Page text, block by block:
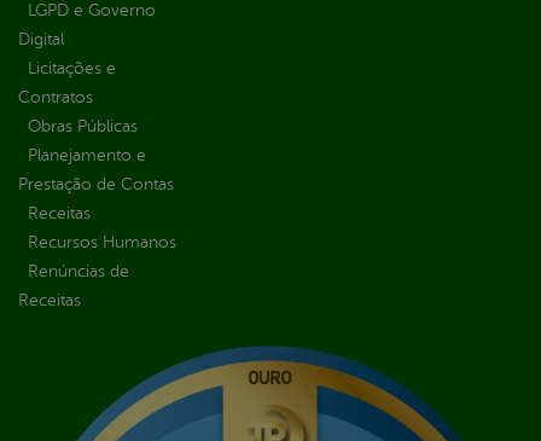
LGPD e Governo
Digital
Licitações e
Contratos
Obras Públicas
Planejamento e
Prestação de Contas
Receitas
Recursos Humanos
Renúncias de
Receitas